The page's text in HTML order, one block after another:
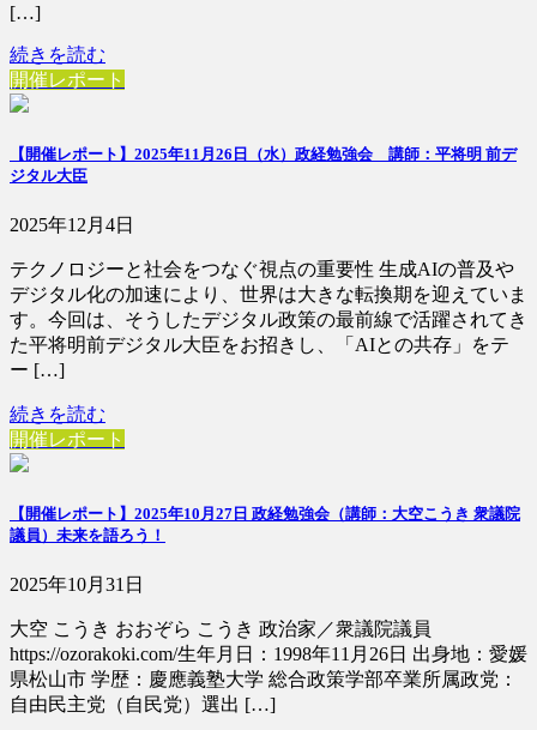
[…]
続きを読む
開催レポート
【開催レポート】2025年11月26日（水）政経勉強会 講師：平将明 前デ
ジタル大臣
2025年12月4日
テクノロジーと社会をつなぐ視点の重要性 生成AIの普及や
デジタル化の加速により、世界は大きな転換期を迎えていま
す。今回は、そうしたデジタル政策の最前線で活躍されてき
た平将明前デジタル大臣をお招きし、「AIとの共存」をテ
ー […]
続きを読む
開催レポート
【開催レポート】2025年10月27日 政経勉強会（講師：大空こうき 衆議院
議員）未来を語ろう！
2025年10月31日
大空 こうき おおぞら こうき 政治家／衆議院議員
https://ozorakoki.com/生年月日：1998年11月26日 出身地：愛媛
県松山市 学歴：慶應義塾大学 総合政策学部卒業所属政党：
自由民主党（自民党）選出 […]